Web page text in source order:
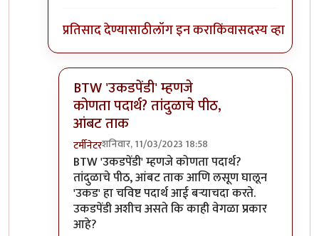
प्रतिसाद देण्यासाठीलॉग इन कराकिंवासदस्य व्हा
BTW 'उकडपेंडी' म्हणजे
कोणता पदार्थ? तांदुळाचे पीठ,
आंबट ताक
टर्मीनेटरशनिवार, 11/03/2023 18:58
In reply toह्याच्या जवळ जाणारा पदार्थ
BTW 'उकडपेंडी' म्हणजे कोणता पदार्थ?
तांदुळाचे पीठ, आंबट ताक आणि लसूण घालून
'उकड' हा चविष्ट पदार्थ आई बऱ्याचदा करते.
उकडपेंडी अशीच असते कि काही वेगळा प्रकार
आहे?